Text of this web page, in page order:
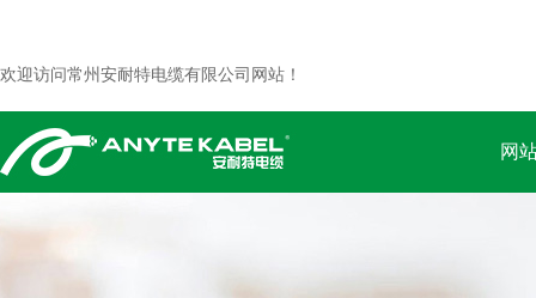
欢迎访问常州安耐特电缆有限公司网站！
网